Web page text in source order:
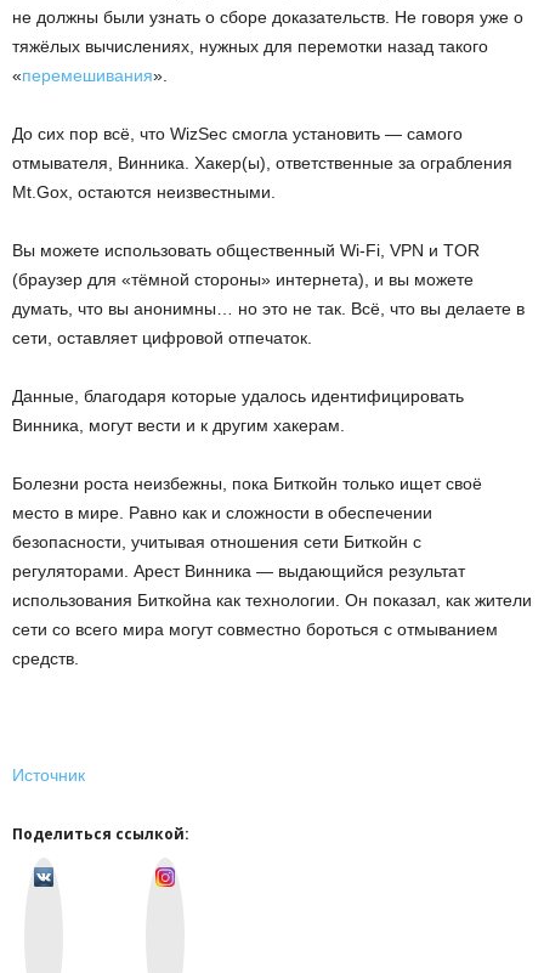
не должны были узнать о сборе доказательств. Не говоря уже о
тяжёлых вычислениях, нужных для перемотки назад такого
«перемешивания».
До сих пор всё, что WizSec смогла установить — самого
отмывателя, Винника. Хакер(ы), ответственные за ограбления
Mt.Gox, остаются неизвестными.
Вы можете использовать общественный Wi-Fi, VPN и TOR
(браузер для «тёмной стороны» интернета), и вы можете
думать, что вы анонимны… но это не так. Всё, что вы делаете в
сети, оставляет цифровой отпечаток.
Данные, благодаря которые удалось идентифицировать
Винника, могут вести и к другим хакерам.
Болезни роста неизбежны, пока Биткойн только ищет своё
место в мире. Равно как и сложности в обеспечении
безопасности, учитывая отношения сети Биткойн с
регуляторами. Арест Винника — выдающийся результат
использования Биткойна как технологии. Он показал, как жители
сети со всего мира могут совместно бороться с отмыванием
средств.
Источник
Поделиться ссылкой: